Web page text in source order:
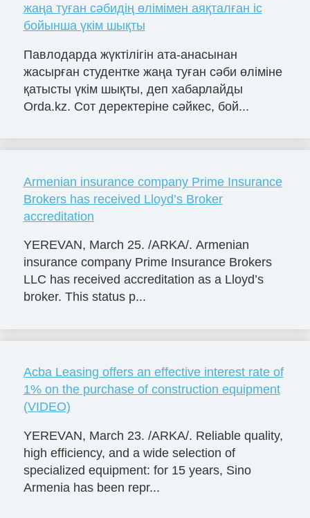
жаңа туған сәбидің өлімімен аяқталған іс
бойынша үкім шықты
Павлодарда жүктілігін ата-анасынан
жасырған студентке жаңа туған сәби өліміне
қатысты үкім шықты, деп хабарлайды
Orda.kz. Сот деректеріне сәйкес, бой...
Armenian insurance company Prime Insurance
Brokers has received Lloyd’s Broker
accreditation
YEREVAN, March 25. /ARKA/. Armenian
insurance company Prime Insurance Brokers
LLC has received accreditation as a Lloyd’s
broker. This status p...
Acba Leasing offers an effective interest rate of
1% on the purchase of construction equipment
(VIDEO)
YEREVAN, March 23. /ARKA/. Reliable quality,
high efficiency, and a wide selection of
specialized equipment: for 15 years, Sino
Armenia has been repr...